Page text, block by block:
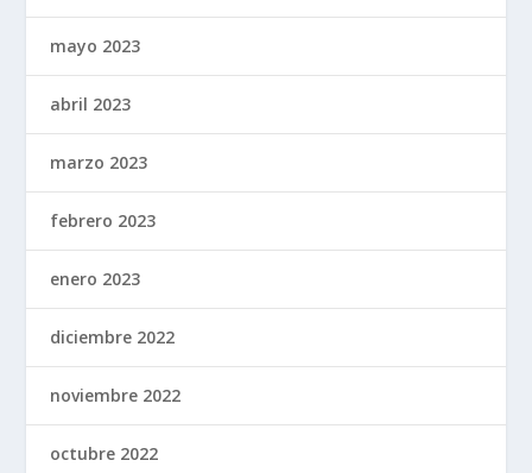
mayo 2023
abril 2023
marzo 2023
febrero 2023
enero 2023
diciembre 2022
noviembre 2022
octubre 2022